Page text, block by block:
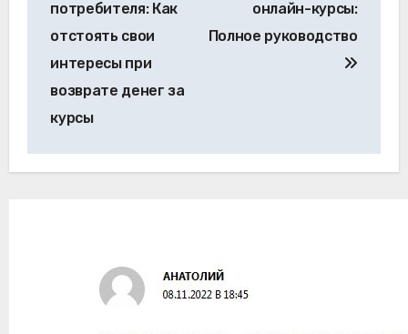
записям
потребителя: Как
отстоять свои
интересы при
возврате денег за
курсы
онлайн-курсы:
Полное руководство